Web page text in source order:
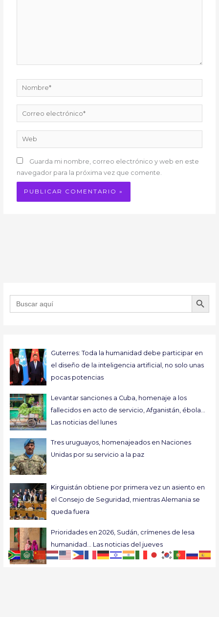
Nombre*
Correo
electrónico*
Web
Guarda mi nombre, correo electrónico y web en este
navegador para la próxima vez que comente.
Buscar: BOTÓN DE
Guterres: Toda la humanidad debe participar en
el diseño de la inteligencia artificial, no solo unas
pocas potencias
Levantar sanciones a Cuba, homenaje a los
fallecidos en acto de servicio, Afganistán, ébola…
Las noticias del lunes
Tres uruguayos, homenajeados en Naciones
Unidas por su servicio a la paz
Kirguistán obtiene por primera vez un asiento en
el Consejo de Seguridad, mientras Alemania se
queda fuera
Prioridades en 2026, Sudán, crímenes de lesa
humanidad… Las noticias del jueves